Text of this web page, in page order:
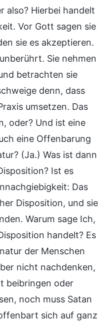
also? Hierbei handelt
Vor Gott sagen sie
sie es akzeptieren.
Sie nehmen
betrachten sie
denn, dass
umsetzen. Das
oder? Und ist eine
eine Offenbarung
(Ja.) Was ist dann
Ist es
Das
Disposition, und sie
Warum sage Ich,
handelt? Es
der Menschen
nicht nachdenken,
beibringen oder
noch muss Satan
sich auf ganz